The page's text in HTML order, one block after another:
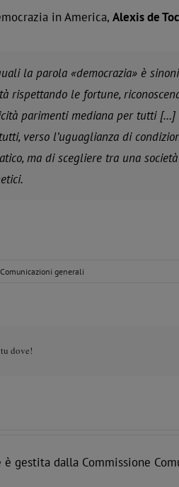
in America, Alexis de
la parola «democrazia» è
rispettando le fortune,
parimenti mediana per tutti
verso l’uguaglianza di
ma di scegliere tra una
Comunicazioni generali
dove!
è gestita dalla Commissione